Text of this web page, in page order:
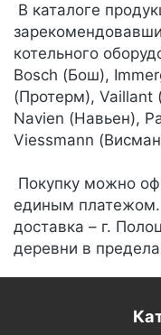
В каталоге
котельного
Bosch (Бош),
(Протерм), Vaillant
Navien (Навьен),
Viessmann
Покупку можно
единым платежом.
доставка – г.
деревни в